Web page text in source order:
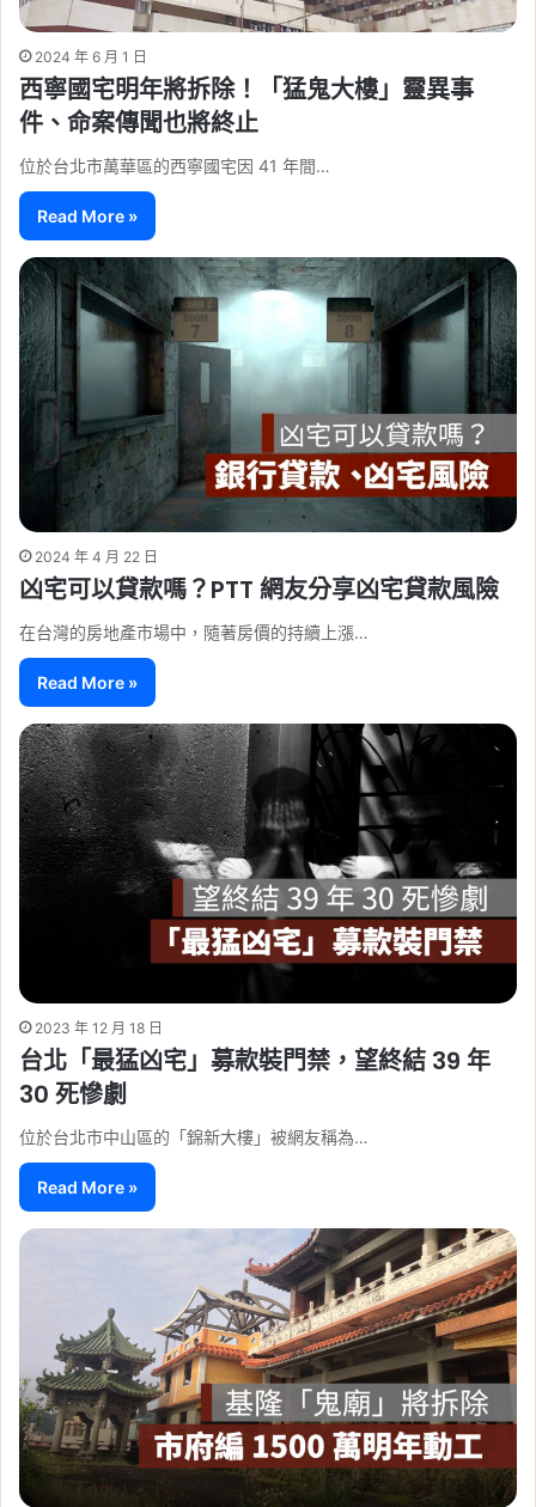
2024 年 6 月 1 日
西寧國宅明年將拆除！「猛鬼大樓」靈異事
件、命案傳聞也將終止
位於台北市萬華區的西寧國宅因 41 年間…
Read More »
2024 年 4 月 22 日
凶宅可以貸款嗎？PTT 網友分享凶宅貸款風險
在台灣的房地產市場中，隨著房價的持續上漲…
Read More »
2023 年 12 月 18 日
台北「最猛凶宅」募款裝門禁，望終結 39 年
30 死慘劇
位於台北市中山區的「錦新大樓」被網友稱為…
Read More »